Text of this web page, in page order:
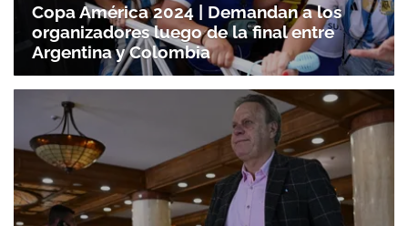
Copa América 2024 | Demandan a los
organizadores luego de la final entre
Argentina y Colombia